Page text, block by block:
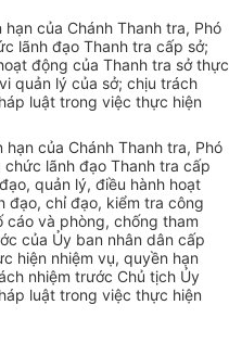
của Chánh Thanh tra, Phó
lãnh đạo Thanh tra cấp sở;
động của Thanh tra sở thực
quản lý của sở; chịu trách
luật trong việc thực hiện
của Chánh Thanh tra, Phó
lãnh đạo Thanh tra cấp
quản lý, điều hành hoạt
đạo, chỉ đạo, kiểm tra công
và phòng, chống tham
của Ủy ban nhân dân cấp
hiện nhiệm vụ, quyền hạn
nhiệm trước Chủ tịch Ủy
luật trong việc thực hiện